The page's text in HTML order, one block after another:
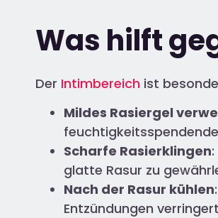
Was hilft
Der Intimbereich ist
Mildes Rasiergel
Scharfe Rasierklingen
glatte Rasur zu
Nach der Rasur kühlen
Entzündungen